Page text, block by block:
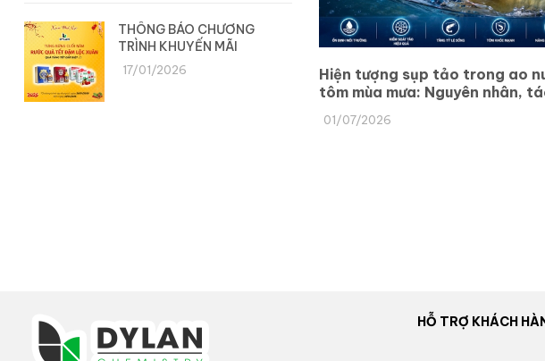
Hiện tượng sụp tảo trong ao
tôm mùa mưa: Nguyên nhân,
và cách xử lý hiệu quả
01/07/2026
THÔNG BÁO CHƯƠNG
TRÌNH KHUYẾN MÃI
17/01/2026
HỖ TRỢ KHÁCH